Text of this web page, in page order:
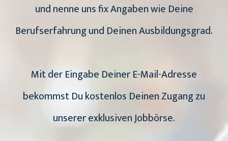
und nenne uns fix Angaben wie Deine
Berufserfahrung und Deinen Ausbildungsgrad.
Mit der Eingabe Deiner E-Mail-Adresse
bekommst Du kostenlos Deinen Zugang zu
unserer exklusiven Jobbörse.